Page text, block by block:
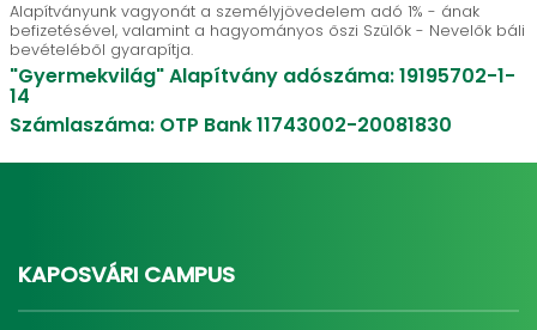
Alapítványunk vagyonát a személyjövedelem adó 1% - ának
befizetésével, valamint a hagyományos őszi Szülők - Nevelők báli
bevételéből gyarapítja.
"Gyermekvilág" Alapítvány adószáma: 19195702-1-
14
Számlaszáma: OTP Bank 11743002-20081830
KAPOSVÁRI CAMPUS